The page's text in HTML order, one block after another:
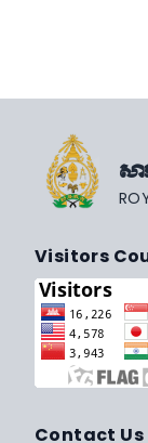
ស
Visitors
Contact Us